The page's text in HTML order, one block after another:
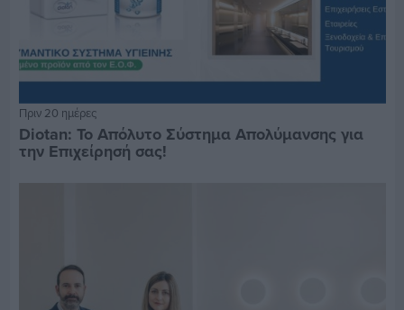
Πριν 20 ημέρες
Diotan: Το Απόλυτο Σύστημα Απολύμανσης για
την Επιχείρησή σας!